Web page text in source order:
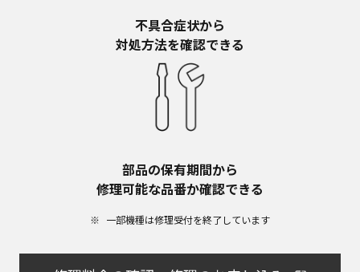
の資料です。本ウェブサイトに公開されている取扱説
明書について、ご購入のお客様以外からのお問い合わ
せにはお応えできない場合がありますことを、ご了承
不具合症状から​
対処方法を確認できる
部品の保有期間から​
修理可能な品番か確認できる
一部機種は修理受付を終了しています​